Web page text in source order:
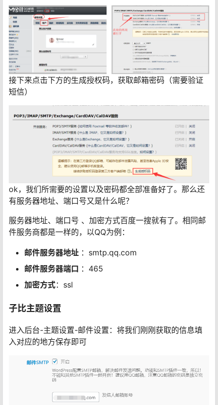
接下来点击下方的生成授权码，获取邮箱密码（需要验证
短信）
ok，我们所需要的设置以及密码都全部准备好了。那么还
有服务器地址、端口号又是什么呢？
服务器地址、端口号 、加密方式百度一搜就有了。相同邮
件服务商都是一样的，以QQ为例：
邮件服务器地址 ：smtp.qq.com
邮件服务器端口 ：465
加密方式：ssl
子比主题设置
进入后台-主题设置-邮件设置：将我们刚刚获取的信息填
入对应的地方保存即可